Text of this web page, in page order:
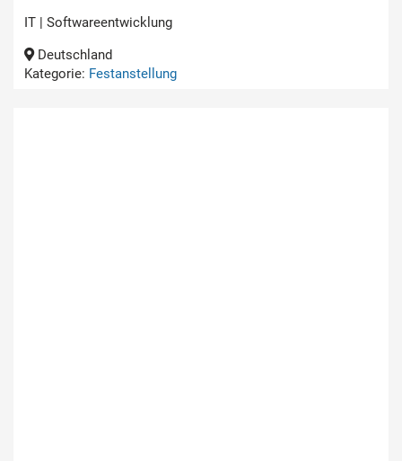
IT | Softwareentwicklung
Deutschland
Kategorie: Festanstellung